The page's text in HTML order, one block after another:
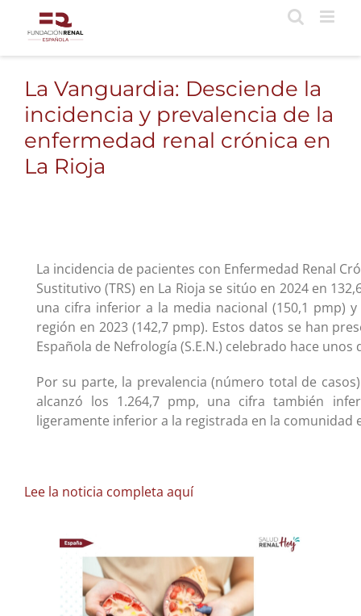
contenido
La Vanguardia: Desciende la
incidencia y prevalencia de la
enfermedad renal crónica en
La Rioja
La incidencia de pacientes con Enfermedad Renal
Sustitutivo (TRS) en La Rioja se sitúo en 2024 en
una cifra inferior a la media nacional (150,1 pmp)
región en 2023 (142,7 pmp). Estos datos se han
Española de Nefrología (S.E.N.) celebrado hace unos
Por su parte, la prevalencia (número total de
alcanzó los 1.264,7 pmp, una cifra también
ligeramente inferior a la registrada en la comunidad
Lee la noticia completa aquí